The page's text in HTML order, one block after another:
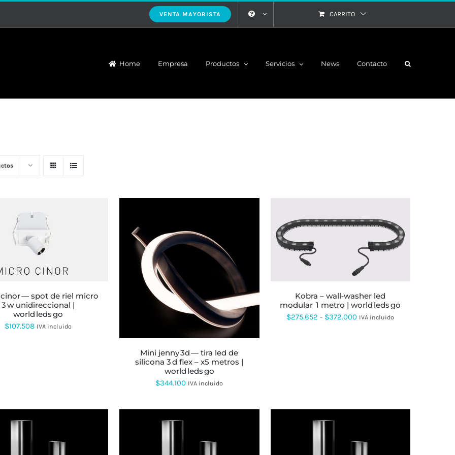
VENTA MAYORISTA CARRITO
Home Empresa Productos Servicios News Contacto
ESTE
PRODUCTO
TIENE
MÚLTIPLES
VARIANTES.
OPCIONES
SE
PUEDEN
ELEGIR
3 w unidireccional |
world leds go
$107.508 IVA incluido
TIENE
MÚLTIPLES
VARIANTES.
LAS
OPCIONES
SE
ELEGIR
EN
LA
PÁGINA
DE
mini jenny 3d — tira led de
silicona 3 d flex – x5 metros |
world leds go
$344.100 IVA incluido
PRODUCTO
MÚLTIPLES
VARIANTES.
OPCIONES
SE
PUEDEN
ELEGIR
kobra – wall‑washer led
modular 1 metro | world leds go
$275.652 - $372.000Rango
IVA incluido